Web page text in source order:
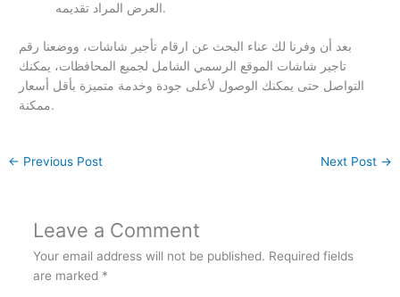
العرض المراد تقديمه.
بعد أن وفرنا لك عناء البحث عن ارقام تأجير شاشات، ووضعنا رقم
تاجير شاشات الموقع الرسمي الشامل لجميع المحافظات، يمكنك
التواصل حتى يمكنك الوصول لأعلى جودة وخدمة متميزة بأقل أسعار
ممكنة.
← Previous Post Next Post →
Leave a Comment
Your email address will not be published. Required fields
are marked *